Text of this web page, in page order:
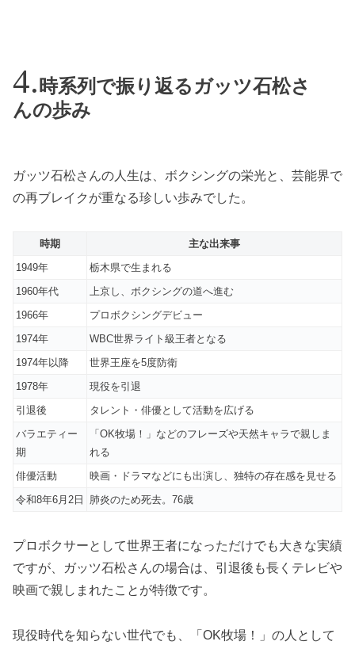
時系列で振り返るガッツ石松さ
んの歩み
ガッツ石松さんの人生は、ボクシングの栄光と、芸能界で
の再ブレイクが重なる珍しい歩みでした。
時期
主な出来事
1949年
栃木県で生まれる
1960年代
上京し、ボクシングの道へ進む
1966年
プロボクシングデビュー
1974年
WBC世界ライト級王者となる
1974年以降
世界王座を5度防衛
1978年
現役を引退
引退後
タレント・俳優として活動を広げる
バラエティー
期
「OK牧場！」などのフレーズや天然キャラで親しま
れる
俳優活動
映画・ドラマなどにも出演し、独特の存在感を見せる
令和8年6月2日
肺炎のため死去。76歳
プロボクサーとして世界王者になっただけでも大きな実績
ですが、ガッツ石松さんの場合は、引退後も長くテレビや
映画で親しまれたことが特徴です。
現役時代を知らない世代でも、「OK牧場！」の人として